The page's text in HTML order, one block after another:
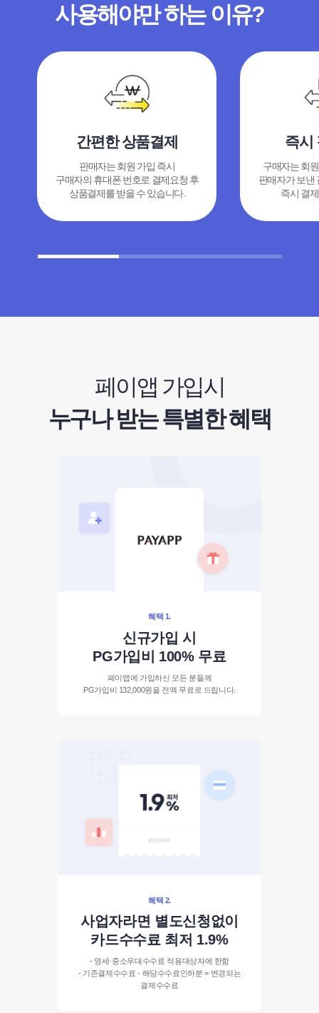
사용해야만 하는 이유?
간편한 상품결제
판매자는 회원 가입 즉시
구매자의 휴대폰 번호로 결제요청 후
상품결제를 받을 수 있습니다.
즉시
구매자는 회
판매자가 보낸
즉시 결
페이앱 가입시
누구나 받는 특별한 혜택
혜택 1.
신규가입 시
PG가입비 100% 무료
페이앱에 가입하신 모든 분들께
PG가입비 132,000원을 전액 무료로 드립니다.
혜택 2.
사업자라면 별도신청없이
카드수수료 최저 1.9%
- 영세·중소우대수수료 적용대상자에 한함
- 기존결제수수료 - 해당수수료인하분 = 변경되는
결제수수료